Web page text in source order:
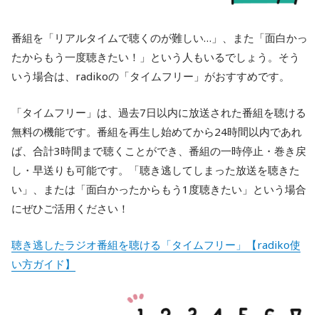
番組を「リアルタイムで聴くのが難しい…」、また「面白かっ
たからもう一度聴きたい！」という人もいるでしょう。そう
いう場合は、radikoの「タイムフリー」がおすすめです。
「タイムフリー」は、過去7日以内に放送された番組を聴ける
無料の機能です。番組を再生し始めてから24時間以内であれ
ば、合計3時間まで聴くことができ、番組の一時停止・巻き戻
し・早送りも可能です。「聴き逃してしまった放送を聴きた
い」、または「面白かったからもう1度聴きたい」という場合
にぜひご活用ください！
聴き逃したラジオ番組を聴ける「タイムフリー」【radiko使
い方ガイド】